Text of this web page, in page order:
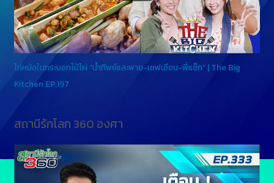
ไก่หม้อในกระบอกไม้ไผ่ “น้ำทิพย์และพาย-เชฟเอียน-พี่แซ็ก” | The Big
Kitchen EP.197
สถานีรักโลก 360 องศา